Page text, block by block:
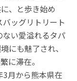
、と歩き始め
ッグリトリート
い愛溢れるタパ
にも魅了され、
に滞在。
月から熊本県在